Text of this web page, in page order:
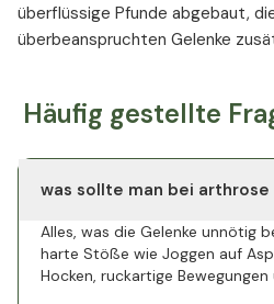
überflüssige Pfunde abgebaut,
überbeanspruchten Gelenke
Häufig gestellte
was sollte man bei
Alles, was die Gelenke unnötig
harte Stöße wie Joggen auf
Hocken, ruckartige